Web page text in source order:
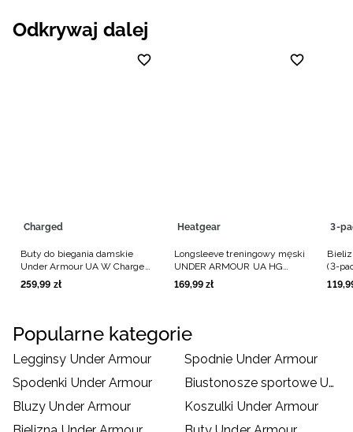
Odkrywaj dalej
Charged
Buty do biegania damskie
Under Armour UA W Charged
Surge 4 - białe
259,99 zł
Heatgear
Longsleeve treningowy męski
UNDER ARMOUR UA HG
Armour Comp Mock LS - biały
169,99 zł
3-
(3-
Pure
119,
Popularne kategorie
Legginsy Under Armour
Spodnie Under Armour
Spodenki Under Armour
Biustonosze sportowe Under Armour
Bluzy Under Armour
Koszulki Under Armour